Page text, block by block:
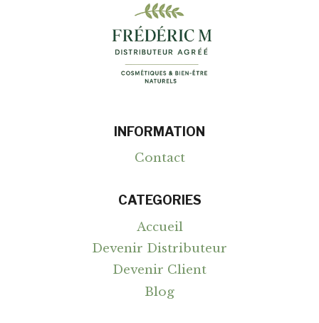
INFORMATION
Contact
CATEGORIES
Accueil
Devenir Distributeur
Devenir Client
Blog